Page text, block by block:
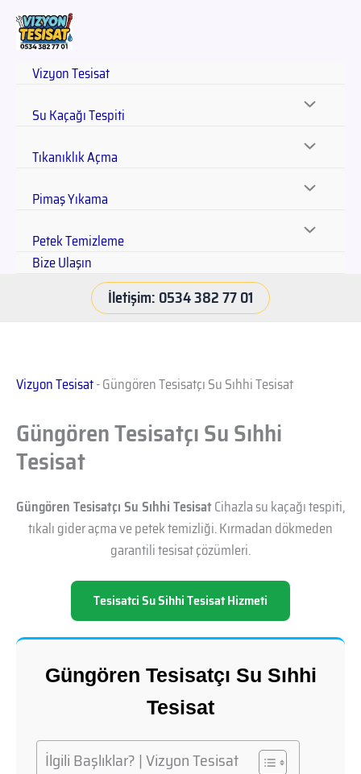
Vizyon Tesisat
Su Kaçağı Tespiti
Tıkanıklık Açma
Pimaş Yıkama
Petek Temizleme
Bize Ulaşın
İletişim: 0534 382 77 01
Vizyon Tesisat-Güngören Tesisatçı Su Sıhhi Tesisat
Güngören Tesisatçı Su Sıhhi
Tesisat
Güngören Tesisatçı Su Sıhhi TesisatCihazla su kaçağı tespiti,
tıkalı gider açma ve petek temizliği. Kırmadan dökmeden
garantili tesisat çözümleri.
Tesisatci Su Sihhi Tesisat Hizmeti
Güngören Tesisatçı Su Sıhhi
Tesisat
İlgili Başlıklar? | Vizyon Tesisat